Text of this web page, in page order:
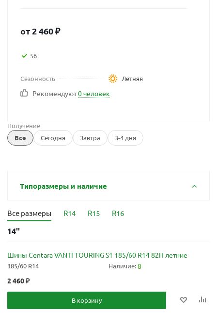
от2 460₽
56
Сезонность Летняя
Рекомендуют0 человек
Получение
Все
Сегодня Завтра 3-4 дня
Типоразмеры и наличие
Все размеры R14 R15 R16
14''
Шины Centara VANTI TOURING S1 185/60 R14 82H летние
185/60 R14 Наличие:8
2 460₽
В корзину